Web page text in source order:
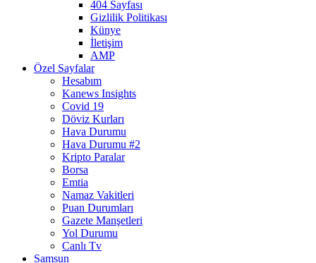
404 Sayfası
Gizlilik Politikası
Künye
İletişim
AMP
Özel Sayfalar
Hesabım
Kanews Insights
Covid 19
Döviz Kurları
Hava Durumu
Hava Durumu #2
Kripto Paralar
Borsa
Emtia
Namaz Vakitleri
Puan Durumları
Gazete Manşetleri
Yol Durumu
Canlı Tv
Samsun